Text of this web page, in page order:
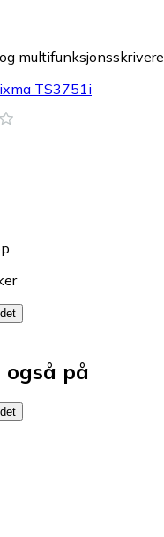
multifunksjonsskrivere
TS3751i
på